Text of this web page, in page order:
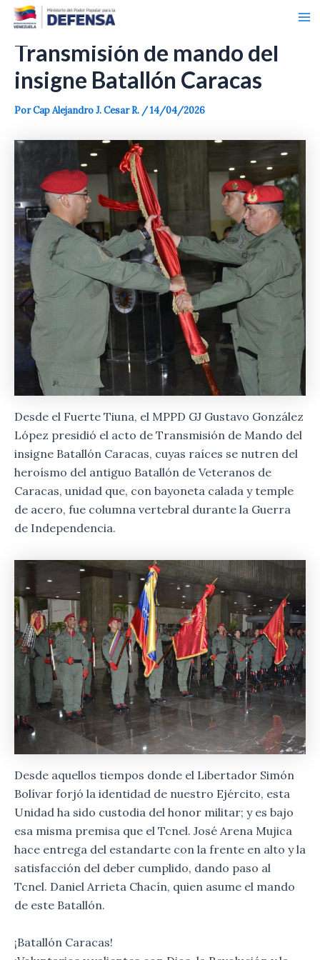
contenido
Transmisión de mando del
insigne Batallón Caracas
PorCap Alejandro J. Cesar R. /14/04/2026
Desde el Fuerte Tiuna, el MPPD GJ Gustavo González
López presidió el acto de Transmisión de Mando del
insigne Batallón Caracas, cuyas raíces se nutren del
heroísmo del antiguo Batallón de Veteranos de
Caracas, unidad que, con bayoneta calada y temple
de acero, fue columna vertebral durante la Guerra
de Independencia.
Desde aquellos tiempos donde el Libertador Simón
Bolívar forjó la identidad de nuestro Ejército, esta
Unidad ha sido custodia del honor militar; y es bajo
esa misma premisa que el Tcnel. José Arena Mujica
hace entrega del estandarte con la frente en alto y la
satisfacción del deber cumplido, dando paso al
Tcnel. Daniel Arrieta Chacín, quien asume el mando
de este Batallón.
¡Batallón Caracas!
Navegación
de
entradas